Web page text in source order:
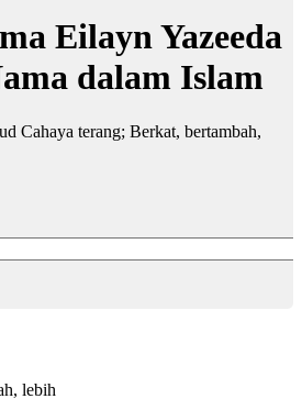
Eilayn Yazeeda
dalam Islam
Cahaya terang; Berkat, bertambah,
lebih